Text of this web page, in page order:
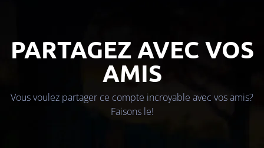
PARTAGEZ AVEC VOS
AMIS
Vous voulez partager ce compte incroyable avec vos amis?
Faisons le!